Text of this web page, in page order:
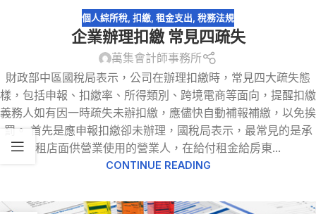
個人綜所稅 扣繳 租金支出 稅務法規
企業辦理扣繳 常見四疏失
萬集會計師事務所
財政部中區國稅局表示，公司在辦理扣繳時，常見四大疏失態
樣，包括申報、扣繳率、所得類別、跨境電商等面向，提醒扣繳
義務人如有因一時疏失未辦扣繳，應儘快自動補報補繳，以免挨
罰。 首先是應申報扣繳卻未辦理，國稅局表示，最常見的是承
租店面供營業使用的營業人，在給付租金給房東...
CONTINUE READING